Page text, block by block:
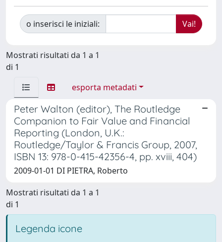
o inserisci le iniziali:
Mostrati risultati da 1 a 1
di 1
esporta metadati
Peter Walton (editor), The Routledge
Companion to Fair Value and Financial
Reporting (London, U.K.:
Routledge/Taylor & Francis Group, 2007,
ISBN 13: 978-0-415-42356-4, pp. xviii, 404)
2009-01-01 DI PIETRA, Roberto
Mostrati risultati da 1 a 1
di 1
Legenda icone